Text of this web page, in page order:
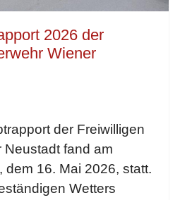
2026 der
Wiener
der Freiwilligen
Neustadt fand am
dem 16. Mai 2026, statt.
Wetters